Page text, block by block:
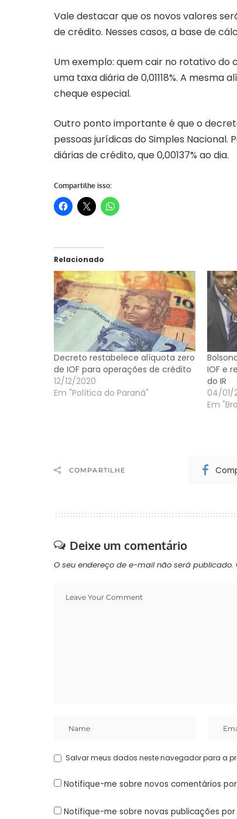
Vale destacar que os novos valores
de crédito. Nesses casos, a base de
Um exemplo: quem cair no rotativo do
uma taxa diária de 0,01118%. A
cheque especial.
Outro ponto importante é que o
pessoas jurídicas do Simples
diárias de crédito, que 0,00137% ao dia.
Compartilhe isso:
Relacionado
Decreto restabelece alíquota zero
de IOF para operações de crédito
12/12/2020
Em "Política do Paraná"
IOF e
do IR
04/01/
Em
COMPARTILHE
Deixe um comentário
O seu endereço de e-mail não será publicado.
Salvar meus dados neste navegador para a
Notifique-me sobre novos comentários
Notifique-me sobre novas publicações por